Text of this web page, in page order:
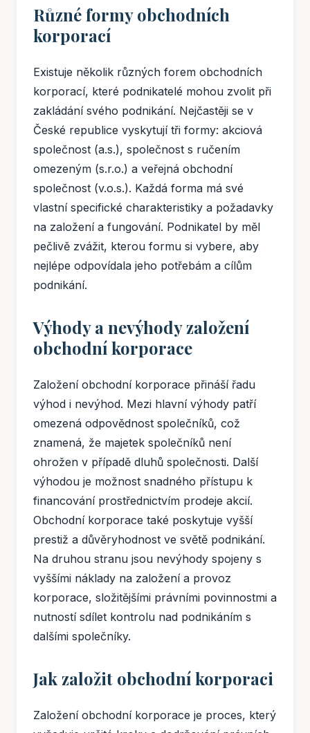
Různé formy obchodních
korporací
Existuje několik různých forem obchodních
korporací, které podnikatelé mohou zvolit při
zakládání svého podnikání. Nejčastěji se v
České republice vyskytují tři formy: akciová
společnost (a.s.), společnost s ručením
omezeným (s.r.o.) a veřejná obchodní
společnost (v.o.s.). Každá forma má své
vlastní specifické charakteristiky a požadavky
na založení a fungování. Podnikatel by měl
pečlivě zvážit, kterou formu si vybere, aby
nejlépe odpovídala jeho potřebám a cílům
podnikání.
Výhody a nevýhody založení
obchodní korporace
Založení obchodní korporace přináší řadu
výhod i nevýhod. Mezi hlavní výhody patří
omezená odpovědnost společníků, což
znamená, že majetek společníků není
ohrožen v případě dluhů společnosti. Další
výhodou je možnost snadného přístupu k
financování prostřednictvím prodeje akcií.
Obchodní korporace také poskytuje vyšší
prestiž a důvěryhodnost ve světě podnikání.
Na druhou stranu jsou nevýhody spojeny s
vyššími náklady na založení a provoz
korporace, složitějšími právními povinnostmi a
nutností sdílet kontrolu nad podnikáním s
dalšími společníky.
Jak založit obchodní korporaci
Založení obchodní korporace je proces, který